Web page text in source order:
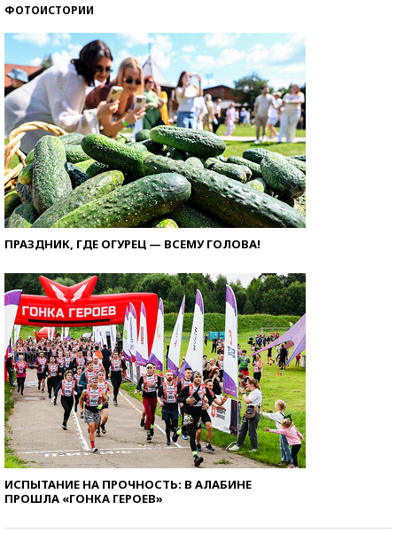
ФОТОИСТОРИИ
ПРАЗДНИК, ГДЕ ОГУРЕЦ — ВСЕМУ ГОЛОВА!
ИСПЫТАНИЕ НА ПРОЧНОСТЬ: В АЛАБИНЕ
ПРОШЛА «ГОНКА ГЕРОЕВ»